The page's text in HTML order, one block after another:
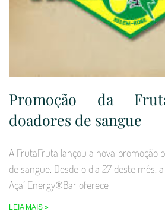
Promoção da
doadores de sangue
A FrutaFruta lançou a nova promoção
de sangue. Desde o dia 27 deste mês,
Açaí Energy®Bar oferece
LEIA MAIS »